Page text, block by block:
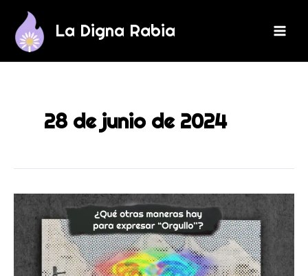
contenido
La Digna Rabia
28 de junio de 2024
¿Qué
otras
maneras
hay
para